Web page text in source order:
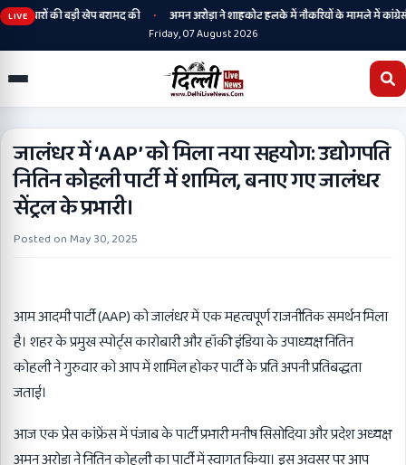
LIVE की बड़ी खेप बरामद की •
अमन अरोड़ा ने शाहकोट हलके में नौकरियों के मामले में कांग्रेसी
Friday, 07 August 2026
जालंधर में ‘AAP’ को मिला नया सहयोग: उद्योगपति
नितिन कोहली पार्टी में शामिल, बनाए गए जालंधर
सेंट्रल के प्रभारी।
Posted on May 30, 2025
आम आदमी पार्टी (AAP) को जालंधर में एक महत्वपूर्ण राजनीतिक समर्थन मिला
है। शहर के प्रमुख स्पोर्ट्स कारोबारी और हॉकी इंडिया के उपाध्यक्ष नितिन
कोहली ने गुरुवार को आप में शामिल होकर पार्टी के प्रति अपनी प्रतिबद्धता
जताई।
आज एक प्रेस कांफ्रेंस में पंजाब के पार्टी प्रभारी मनीष सिसोदिया और प्रदेश अध्यक्ष
अमन अरोड़ा ने नितिन कोहली का पार्टी में स्वागत किया। इस अवसर पर आप